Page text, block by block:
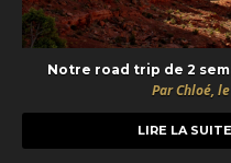
Notre road trip de 2
Par Chloé,
LIRE LA